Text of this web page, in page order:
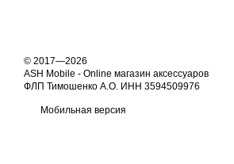
© 2017—2026
ASH Mobile - Online магазин аксессуаров
ФЛП Тимошенко А.О. ИНН 3594509976
Мобильная версия